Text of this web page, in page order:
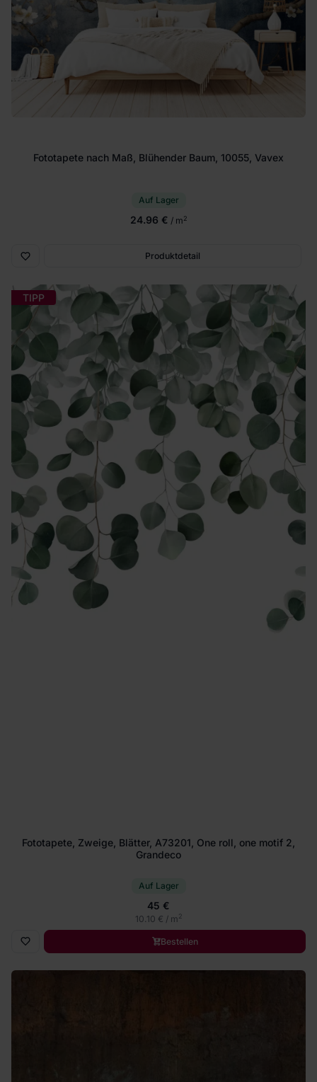
Fototapete nach Maß, Blühender Baum, 10055, Vavex
Auf Lager
24.96 € / m2
Produktdetail
TIPP
Fototapete, Zweige, Blätter, A73201, One roll, one motif 2,
Grandeco
Auf Lager
45 €
10.10 € / m2
Bestellen